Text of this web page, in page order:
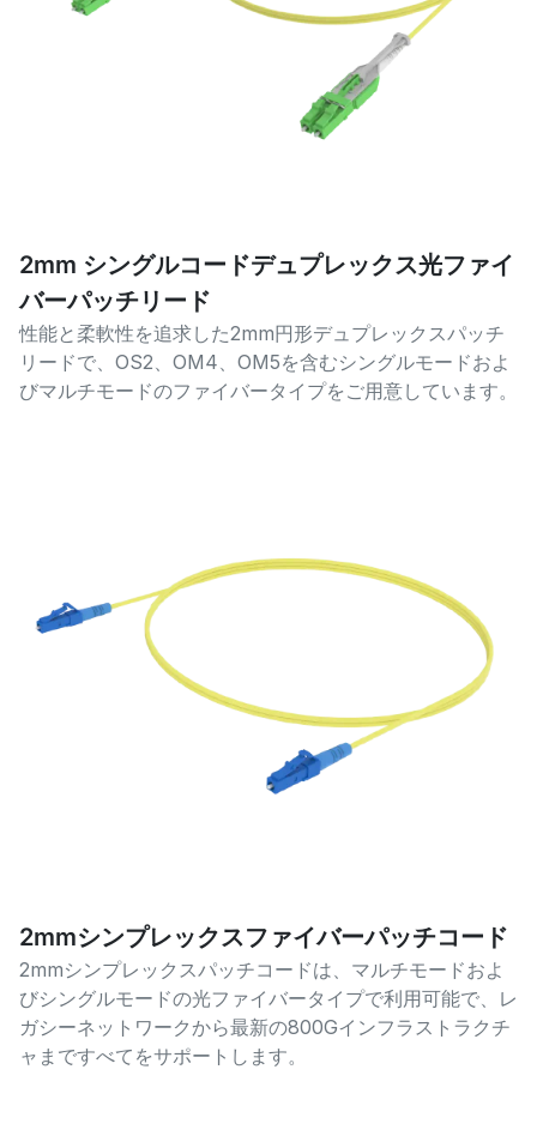
2mm シングルコードデュプレックス光ファイ
バーパッチリード
性能と柔軟性を追求した2mm円形デュプレックスパッチ
リードで、OS2、OM4、OM5を含むシングルモードおよ
びマルチモードのファイバータイプをご用意しています。
2mmシンプレックスファイバーパッチコード
2mmシンプレックスパッチコードは、マルチモードおよ
びシングルモードの光ファイバータイプで利用可能で、レ
ガシーネットワークから最新の800Gインフラストラクチ
ャまですべてをサポートします。